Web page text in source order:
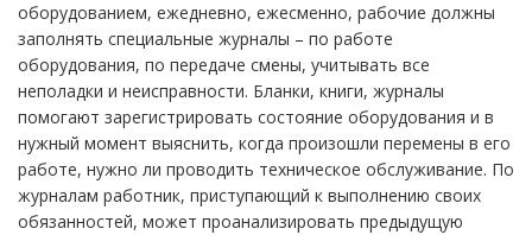
оборудованием, ежедневно, ежесменно, рабочие должны
заполнять специальные журналы – по работе
оборудования, по передаче смены, учитывать все
неполадки и неисправности. Бланки, книги, журналы
помогают зарегистрировать состояние оборудования и в
нужный момент выяснить, когда произошли перемены в его
работе, нужно ли проводить техническое обслуживание. По
журналам работник, приступающий к выполнению своих
обязанностей, может проанализировать предыдущую